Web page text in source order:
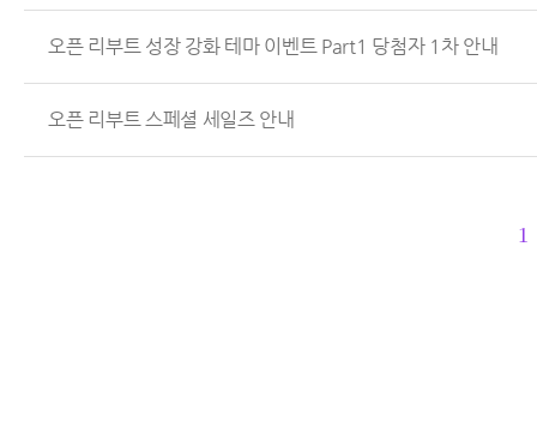
오픈 리부트 성장 강화 테마 이벤트 Part1 당첨자 1차 안내
오픈 리부트 스페셜 세일즈 안내
1